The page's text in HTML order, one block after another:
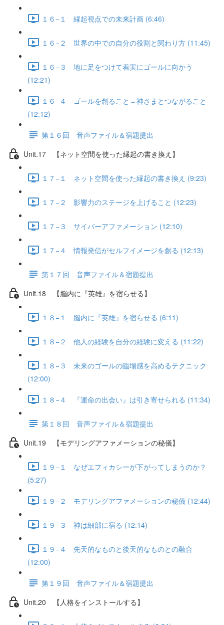
１６−１ 縁起視点での未来計画 (6:46)
１６−２ 世界の中での自分の役割と関わり方 (11:45)
１６−３ 地に足をつけて着実にゴールに向かう
(12:21)
１６−４ ゴールを創ること＝神さまとつながること
(12:12)
第１６回 音声ファイル＆宿題提出
Unit.17 【ネット空間を使った縁起の書き換え】
１７−１ ネット空間を使った縁起の書き換え (9:23)
１７−２ 影響力のステージを上げること (12:23)
１７−３ サイバーアファメーション (12:10)
１７−４ 情報発信がセルフイメージを創る (12:13)
第１７回 音声ファイル＆宿題提出
Unit.18 【脳内に『英雄』を宿らせる】
１８−１ 脳内に『英雄』を宿らせる (6:11)
１８−２ 他人の経験を自分の経験に変える (11:22)
１８−３ 未来のゴールの臨場感を高めるテクニック
(12:00)
１８−４ 『運命の出会い』は引き寄せられる (11:34)
第１８回 音声ファイル＆宿題提出
Unit.19 【モデリングアファメーションの秘儀】
１９−１ なぜエフィカシーが下がってしまうのか？
(5:27)
１９−２ モデリングアファメーションの秘儀 (12:44)
１９−３ 神は細部に宿る (12:14)
１９−４ 先天的なものと後天的なものとの融合
(12:00)
第１９回 音声ファイル＆宿題提出
Unit.20 【人格をインストールする】